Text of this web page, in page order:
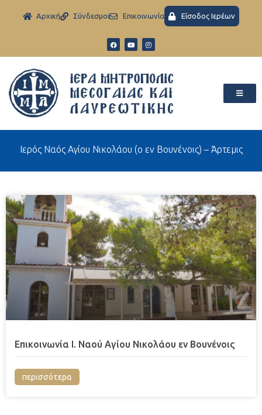
Aρχική Σύνδεσμοι Eπικοινωνία Είσοδος Ιερέων
Ιερός Ναός Αγίου Νικολάου (ο εν Βουνένοις) – Άρτεμις
Επικοινωνία Ι. Ναού Αγίου Νικολάου εν Βουνένοις
περισσότερα